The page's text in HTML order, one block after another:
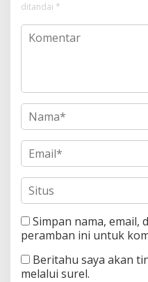
ditandai *
Simpan nama, email,
peramban ini untuk
Beritahu saya akan
melalui surel.